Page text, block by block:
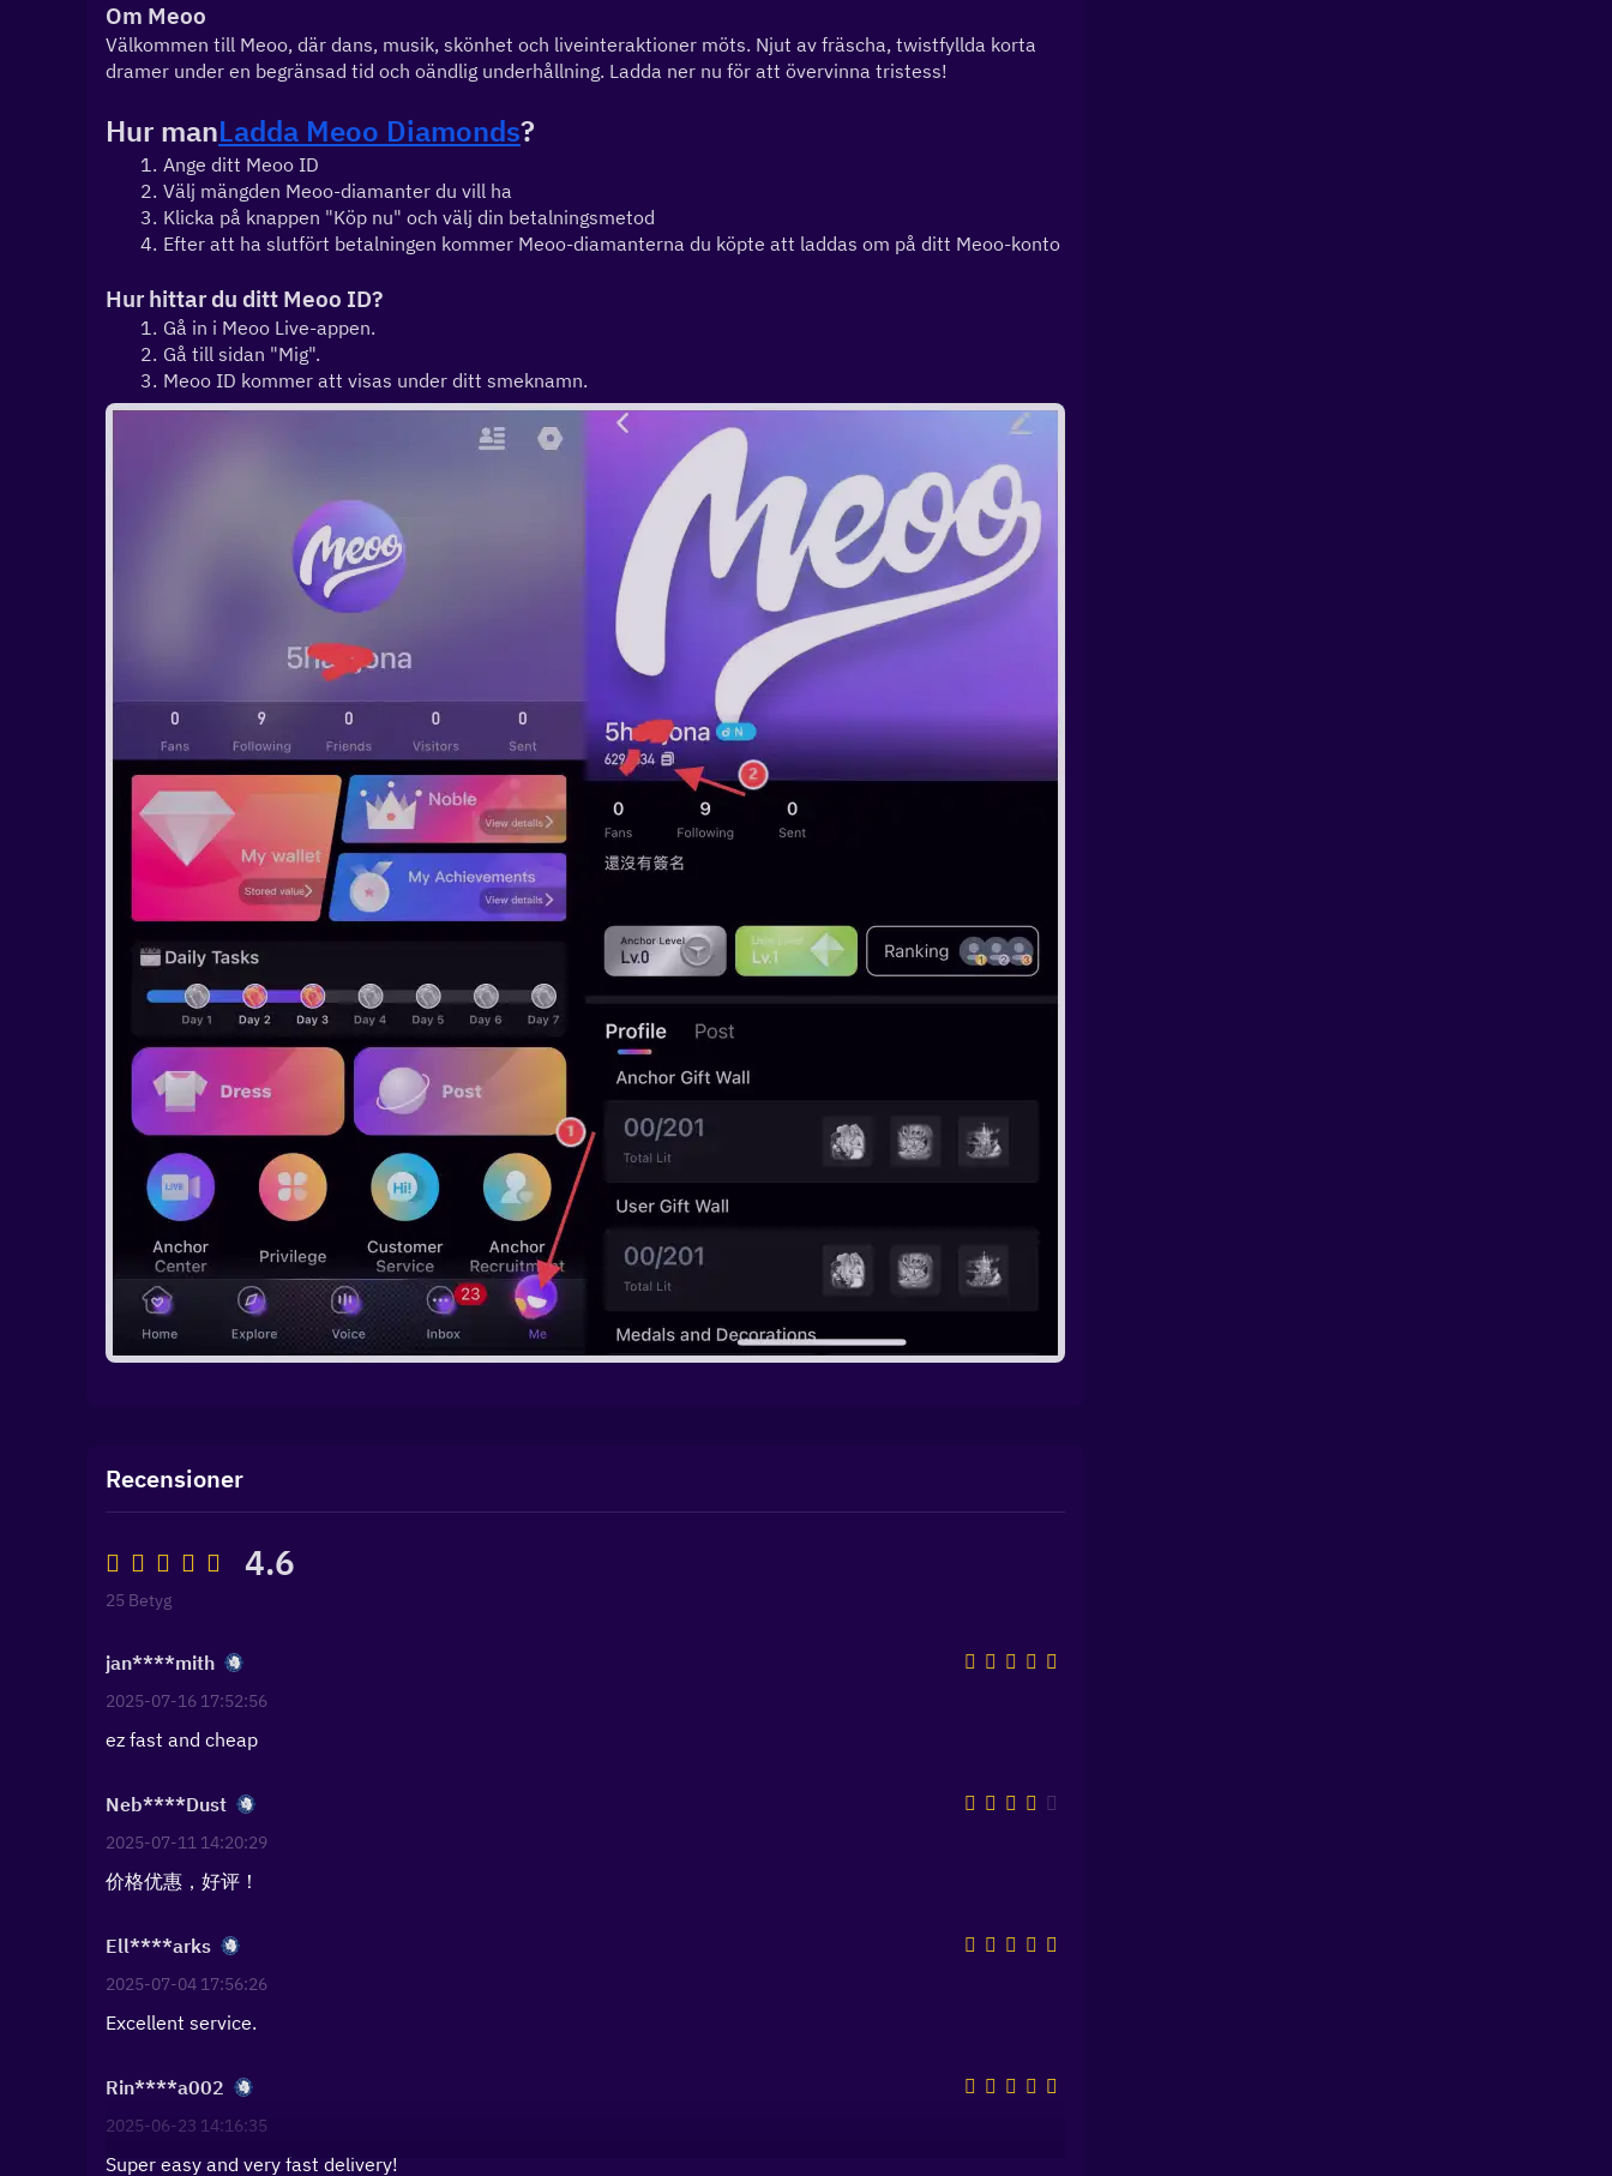
Om Meoo
Välkommen till Meoo, där dans, musik, skönhet och liveinteraktioner möts. Njut av fräscha, twistfyllda korta
dramer under en begränsad tid och oändlig underhållning. Ladda ner nu för att övervinna tristess!
Hur manLadda Meoo Diamonds?
Ange ditt Meoo ID
Välj mängden Meoo-diamanter du vill ha
Klicka på knappen "Köp nu" och välj din betalningsmetod
Efter att ha slutfört betalningen kommer Meoo-diamanterna du köpte att laddas om på ditt Meoo-konto
Hur hittar du ditt Meoo ID?
Gå in i Meoo Live-appen.
Gå till sidan "Mig".
Meoo ID kommer att visas under ditt smeknamn.
Recensioner
4.6
25 Betyg
jan****mith
2025-07-16 17:52:56
ez fast and cheap
Neb****Dust
2025-07-11 14:20:29
价格优惠，好评！
Ell****arks
2025-07-04 17:56:26
Excellent service.
Rin****a002
2025-06-23 14:16:35
Super easy and very fast delivery!